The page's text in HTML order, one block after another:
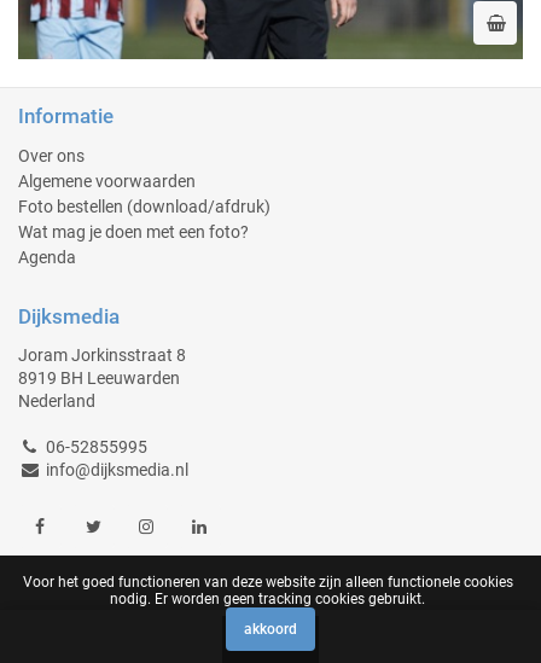
0
Informatie
Over ons
Algemene voorwaarden
Foto bestellen (download/afdruk)
Wat mag je doen met een foto?
Agenda
Dijksmedia
Joram Jorkinsstraat 8
8919 BH Leeuwarden
Nederland
06-52855995
info@dijksmedia.nl
Copyright Dijksmedia 2026 | powered by
Voor het goed functioneren van deze website zijn alleen functionele cookies
nodig. Er worden geen tracking cookies gebruikt.
akkoord